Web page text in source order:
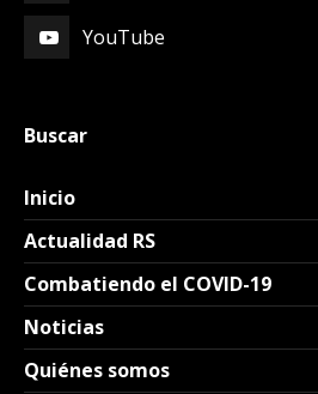
YouTube
Buscar
Inicio
Actualidad RS
Combatiendo el COVID-19
Noticias
Quiénes somos